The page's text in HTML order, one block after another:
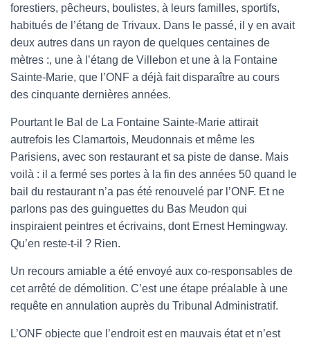
forestiers, pêcheurs, boulistes, à leurs familles, sportifs,
habitués de l’étang de Trivaux. Dans le passé, il y en avait
deux autres dans un rayon de quelques centaines de
mètres :, une à l’étang de Villebon et une à la Fontaine
Sainte-Marie, que l’ONF a déjà fait disparaître au cours
des cinquante dernières années.
Pourtant le Bal de La Fontaine Sainte-Marie attirait
autrefois les Clamartois, Meudonnais et même les
Parisiens, avec son restaurant et sa piste de danse. Mais
voilà : il a fermé ses portes à la fin des années 50 quand le
bail du restaurant n’a pas été renouvelé par l’ONF. Et ne
parlons pas des guinguettes du Bas Meudon qui
inspiraient peintres et écrivains, dont Ernest Hemingway.
Qu’en reste-t-il ? Rien.
Un recours amiable a été envoyé aux co-responsables de
cet arrêté de démolition. C’est une étape préalable à une
requête en annulation auprès du Tribunal Administratif.
L’ONF objecte que l’endroit est en mauvais état et n’est